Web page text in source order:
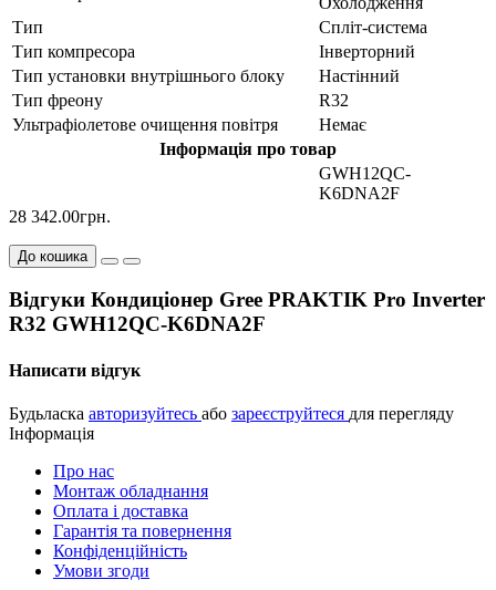
Тип
Спліт-система
Тип компресора
Інверторний
Тип установки внутрішнього блоку
Настінний
Тип фреону
R32
Ультрафіолетове очищення повітря
Немає
Інформація про товар
GWH12QC-
K6DNA2F
28 342.00грн.
До кошика
Відгуки Кондиціонер Gree PRAKTIK Pro Inverter
R32 GWH12QC-K6DNA2F
Написати відгук
Будьласка авторизуйтесь або зареєструйтеся для перегляду
Інформація
Про нас
Монтаж обладнання
Оплата і доставка
Гарантія та повернення
Конфіденційність
Умови згоди